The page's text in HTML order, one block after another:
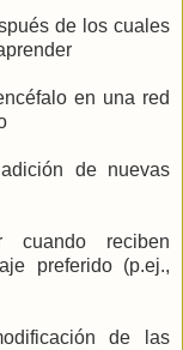
de los cuales
en una red
de nuevas
cuando reciben
preferido (p.ej.,
de las